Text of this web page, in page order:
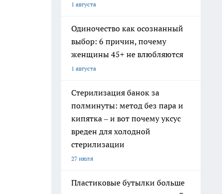
1 августа
Одиночество как осознанный
выбор: 6 причин, почему
женщины 45+ не влюбляются
1 августа
Стерилизация банок за
полминуты: метод без пара и
кипятка – и вот почему уксус
вреден для холодной
стерилизации
27 июля
Пластиковые бутылки больше